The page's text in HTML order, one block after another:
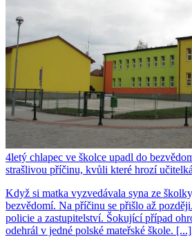
4letý chlapec ve školce upadl do
strašlivou příčinu, kvůli které hrozí
Když si matka vyzvedávala syna ze
bezvědomí. Na příčinu se přišlo až
policie a zastupitelství. Šokující případ
odehrál v jedné polské mateřské škole.